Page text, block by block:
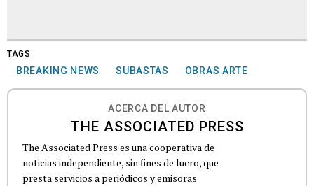
TAGS
BREAKING NEWS SUBASTAS OBRAS ARTE
ACERCA DEL AUTOR
THE ASSOCIATED PRESS
The Associated Press es una cooperativa de
noticias independiente, sin fines de lucro, que
presta servicios a periódicos y emisoras